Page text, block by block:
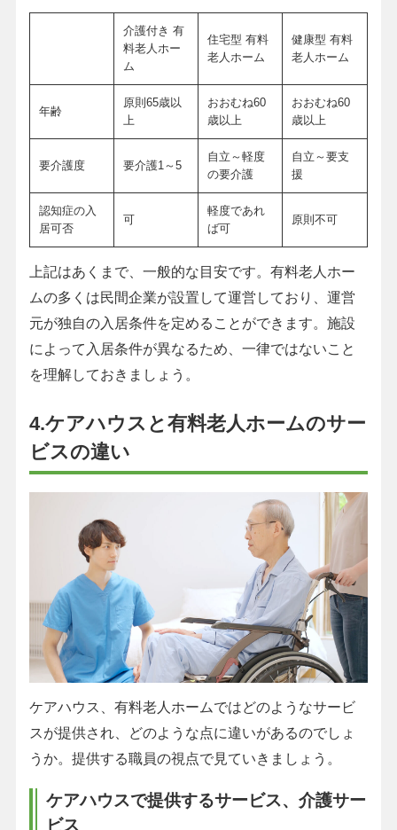
介護付き 有
料老人ホー
ム
住宅型 有料
老人ホーム
健康型 有料
老人ホーム
年齢
原則65歳以
上
おおむね60
歳以上
おおむね60
歳以上
要介護度 要介護1～5
自立～軽度
の要介護
自立～要支
援
認知症の入
居可否
可
軽度であれ
ば可
原則不可
上記はあくまで、一般的な目安です。有料老人ホー
ムの多くは民間企業が設置して運営しており、運営
元が独自の入居条件を定めることができます。施設
によって入居条件が異なるため、一律ではないこと
を理解しておきましょう。
4.ケアハウスと有料老人ホームのサー
ビスの違い
ケアハウス、有料老人ホームではどのようなサービ
スが提供され、どのような点に違いがあるのでしょ
うか。提供する職員の視点で見ていきましょう。
ケアハウスで提供するサービス、介護サー
ビス